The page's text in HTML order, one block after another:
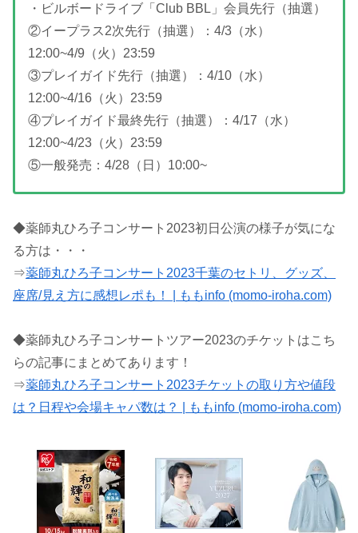
・ビルボードライブ「Club BBL」会員先行（抽選）
②イープラス2次先行（抽選）：4/3（水）
12:00~4/9（火）23:59
③プレイガイド先行（抽選）：4/10（水）
12:00~4/16（火）23:59
④プレイガイド最終先行（抽選）：4/17（水）
12:00~4/23（火）23:59
⑤一般発売：4/28（日）10:00~
◆薬師丸ひろ子コンサート2023初日公演の様子が気にな
る方は・・・
⇒薬師丸ひろ子コンサート2023千葉のセトリ、グッズ、
座席/見え方に感想レポも！ | ももinfo (momo-iroha.com)
◆薬師丸ひろ子コンサートツアー2023のチケットはこち
らの記事にまとめてあります！
⇒薬師丸ひろ子コンサート2023チケットの取り方や値段
は？日程や会場キャパ数は？ | ももinfo (momo-iroha.com)